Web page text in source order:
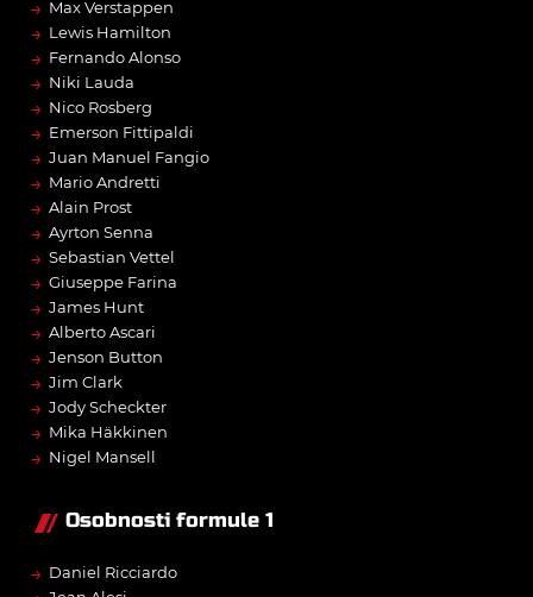
→ Max Verstappen
→ Lewis Hamilton
→ Fernando Alonso
→ Niki Lauda
→ Nico Rosberg
→ Emerson Fittipaldi
→ Juan Manuel Fangio
→ Mario Andretti
→ Alain Prost
→ Ayrton Senna
→ Sebastian Vettel
→ Giuseppe Farina
→ James Hunt
→ Alberto Ascari
→ Jenson Button
→ Jim Clark
→ Jody Scheckter
→ Mika Häkkinen
→ Nigel Mansell
Osobnosti formule 1
→ Daniel Ricciardo